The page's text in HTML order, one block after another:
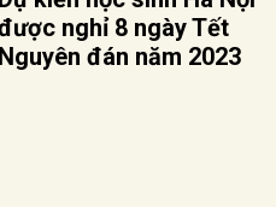
nghỉ 8 ngày Tết
Nguyên đán năm 2023